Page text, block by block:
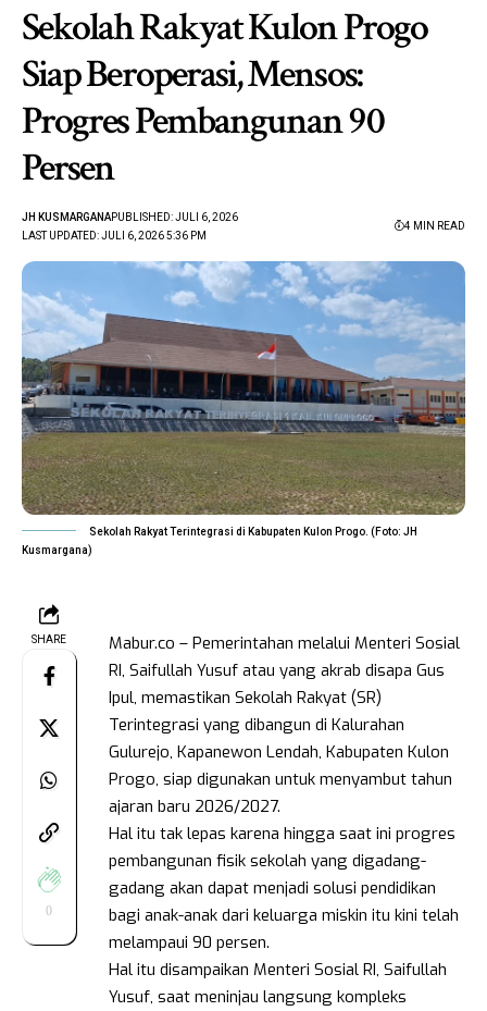
Sekolah Rakyat Kulon Progo
Siap Beroperasi, Mensos:
Progres Pembangunan 90
Persen
LAST UPDATED: JULI 6, 2026 5:36 PM
JH KUSMARGANAPUBLISHED: JULI 6, 2026
4 MIN READ
Sekolah Rakyat Terintegrasi di Kabupaten Kulon Progo. (Foto: JH
Kusmargana)
SHARE
0
Mabur.co – Pemerintahan melalui Menteri Sosial
RI, Saifullah Yusuf atau yang akrab disapa Gus
Ipul, memastikan Sekolah Rakyat (SR)
Terintegrasi yang dibangun di Kalurahan
Gulurejo, Kapanewon Lendah, Kabupaten Kulon
Progo, siap digunakan untuk menyambut tahun
ajaran baru 2026/2027.
Hal itu tak lepas karena hingga saat ini progres
pembangunan fisik sekolah yang digadang-
gadang akan dapat menjadi solusi pendidikan
bagi anak-anak dari keluarga miskin itu kini telah
melampaui 90 persen.
Hal itu disampaikan Menteri Sosial RI, Saifullah
Yusuf, saat meninjau langsung kompleks